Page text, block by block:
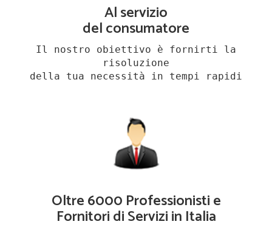
Al servizio
del consumatore
Il nostro obiettivo è fornirti la
risoluzione
della tua necessità in tempi rapidi
Oltre 6000 Professionisti e
Fornitori di Servizi in Italia